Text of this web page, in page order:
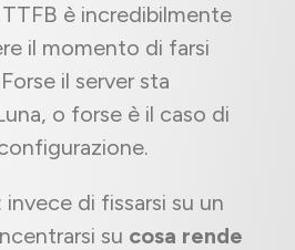
è incredibilmente
il momento di farsi
il server sta
o forse è il caso di
di fissarsi su un
su cosa rende